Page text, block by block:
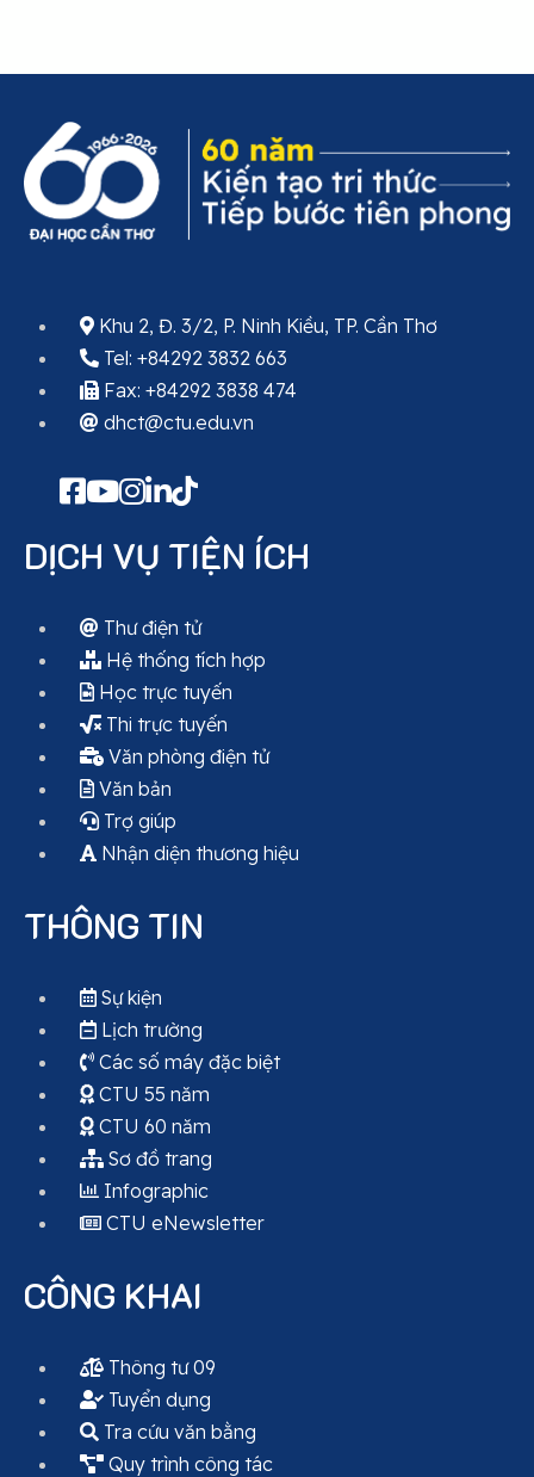
Khu 2, Đ. 3/2, P. Ninh Kiều, TP. Cần Thơ
Tel: +84292 3832 663
Fax: +84292 3838 474
dhct@ctu.edu.vn
DỊCH VỤ TIỆN ÍCH
Thư điện tử
Hệ thống tích hợp
Học trực tuyến
Thi trực tuyến
Văn phòng điện tử
Văn bản
Trợ giúp
Nhận diện thương hiệu
THÔNG TIN
Sự kiện
Lịch trường
Các số máy đặc biệt
CTU 55 năm
CTU 60 năm
Sơ đồ trang
Infographic
CTU eNewsletter
CÔNG KHAI
Thông tư 09
Tuyển dụng
Tra cứu văn bằng
Quy trình công tác